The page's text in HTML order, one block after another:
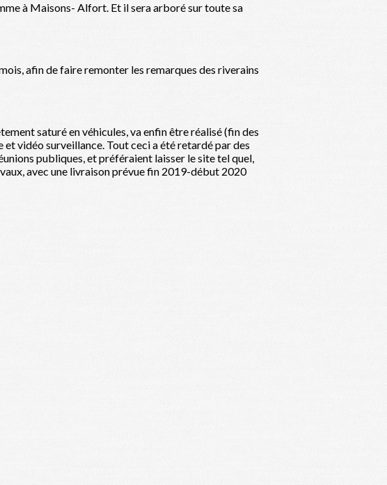
à Maisons- Alfort. Et il sera arboré sur toute sa
afin de faire remonter les remarques des riverains
saturé en véhicules, va enfin être réalisé (fin des
vidéo surveillance. Tout ceci a été retardé par des
publiques, et préféraient laisser le site tel quel,
avec une livraison prévue fin 2019-début 2020